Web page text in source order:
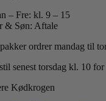
– Fre: kl. 9 – 15
& Søn: Aftale
ordrer mandag til
senest torsdag kl. 10
Kødkrogen